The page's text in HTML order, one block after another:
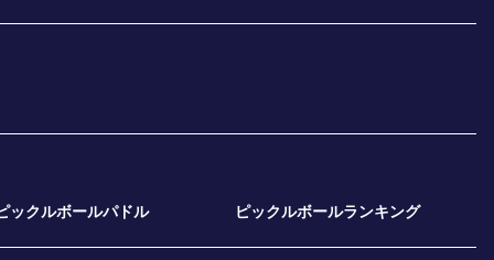
ックルボールパドル ピックルボールランキング